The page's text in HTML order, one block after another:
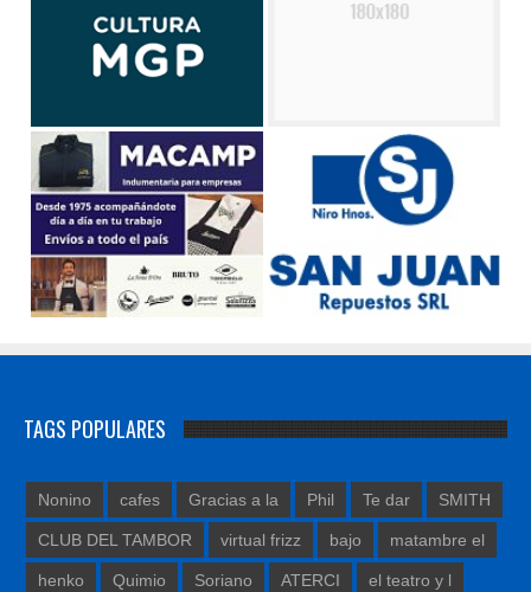
TAGS POPULARES
Nonino cafes Gracias a la Phil Te dar SMITH
CLUB DEL TAMBOR virtual frizz bajo matambre el
henko Quimio Soriano ATERCI el teatro y l